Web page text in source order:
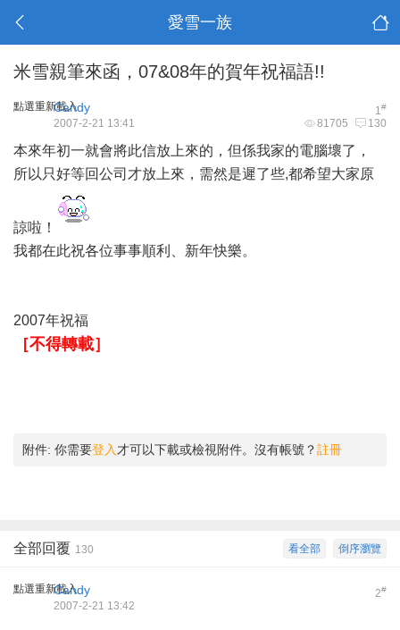
愛雪一族
米雪親筆來函，07&08年的賀年祝福語!!
點選重新載入 1#
Candy
81705 130
2007-2-21 13:41
本來年初一就會將此信放上來的，但係我家的電腦壞了，
所以只好等回公司才放上來，需然是遲了些,都希望大家原
諒啦！
我都在此祝各位事事順利、新年快樂。
2007年祝福
［不得轉載］
附件: 你需要登入 才可以下載或檢視附件。沒有帳號？註冊
倒序瀏覽
看全部
全部回覆 130
點選重新載入 2#
Candy
2007-2-21 13:42